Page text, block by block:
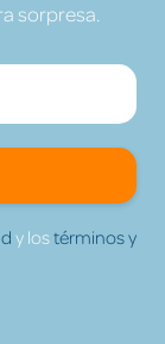
sorpresa.
y lostérminos y